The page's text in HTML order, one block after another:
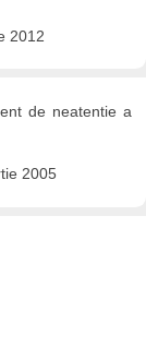
2012
de neatentie a
2005